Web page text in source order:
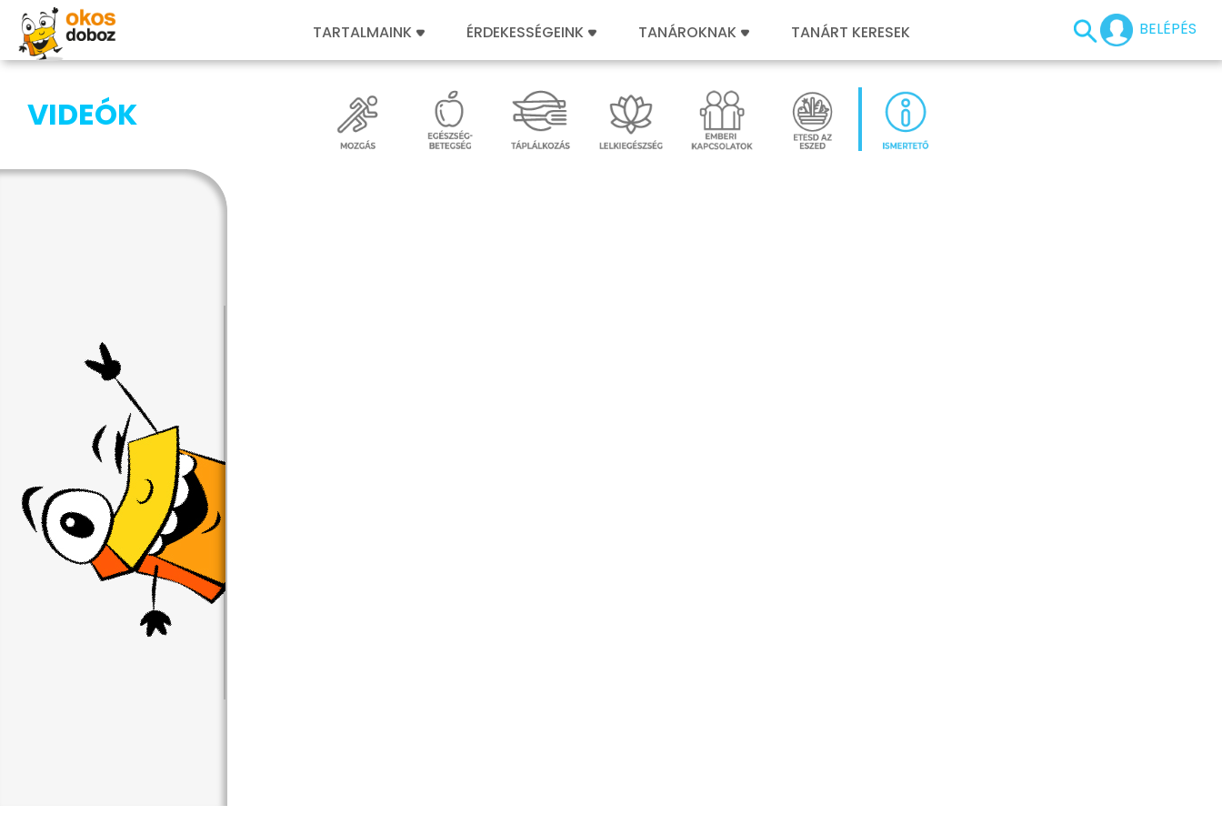
BELÉPÉS
TARTALMAINK ÉRDEKESSÉGEINK TANÁROKNAK TANÁRT KERESEK
VIDEÓK